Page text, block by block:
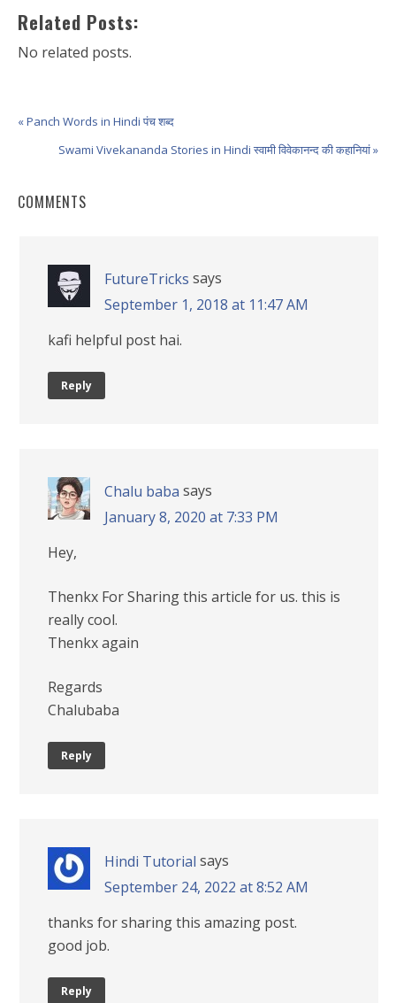
Related Posts:
No related posts.
« Panch Words in Hindi पंच शब्द
Swami Vivekananda Stories in Hindi स्वामी विवेकानन्द की कहानियां »
COMMENTS
FutureTricks says
September 1, 2018 at 11:47 AM
kafi helpful post hai.
Reply
Chalu baba says
January 8, 2020 at 7:33 PM
Hey,
Thenkx For Sharing this article for us. this is
really cool.
Thenkx again
Regards
Chalubaba
Reply
Hindi Tutorial says
September 24, 2022 at 8:52 AM
thanks for sharing this amazing post.
good job.
Reply